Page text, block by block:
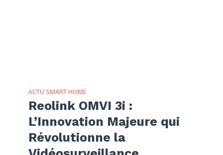
ACTU SMART HOME
Reolink OMVI 3i :
L’Innovation Majeure qui
Révolutionne la